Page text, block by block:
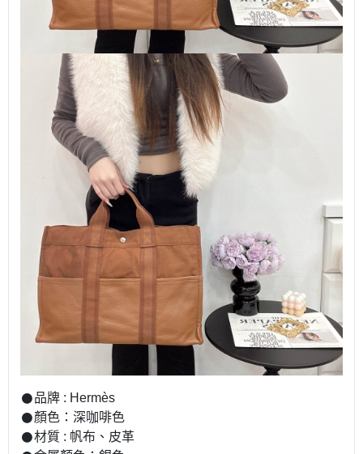
𒊹︎品牌 : Hermès
𒊹︎顏色：深咖啡色
𒊹︎材質 : 帆布、皮革